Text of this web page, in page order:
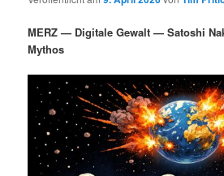
m
r
n
u
d
r
n
a
MERZ — Digitale Gewalt — Satoshi
Mythos